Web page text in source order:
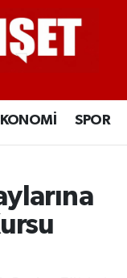
SPOR